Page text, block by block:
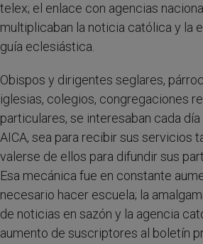
telex; el enlace con agencias
multiplicaban la noticia católica y la
guía eclesiástica.
Obispos y dirigentes seglares,
iglesias, colegios, congregaciones
particulares, se interesaban cada
AICA, sea para recibir sus servicios
valerse de ellos para difundir sus
Esa mecánica fue en constante
necesario hacer escuela; la
de noticias en sazón y la agencia
aumento de suscriptores al boletín